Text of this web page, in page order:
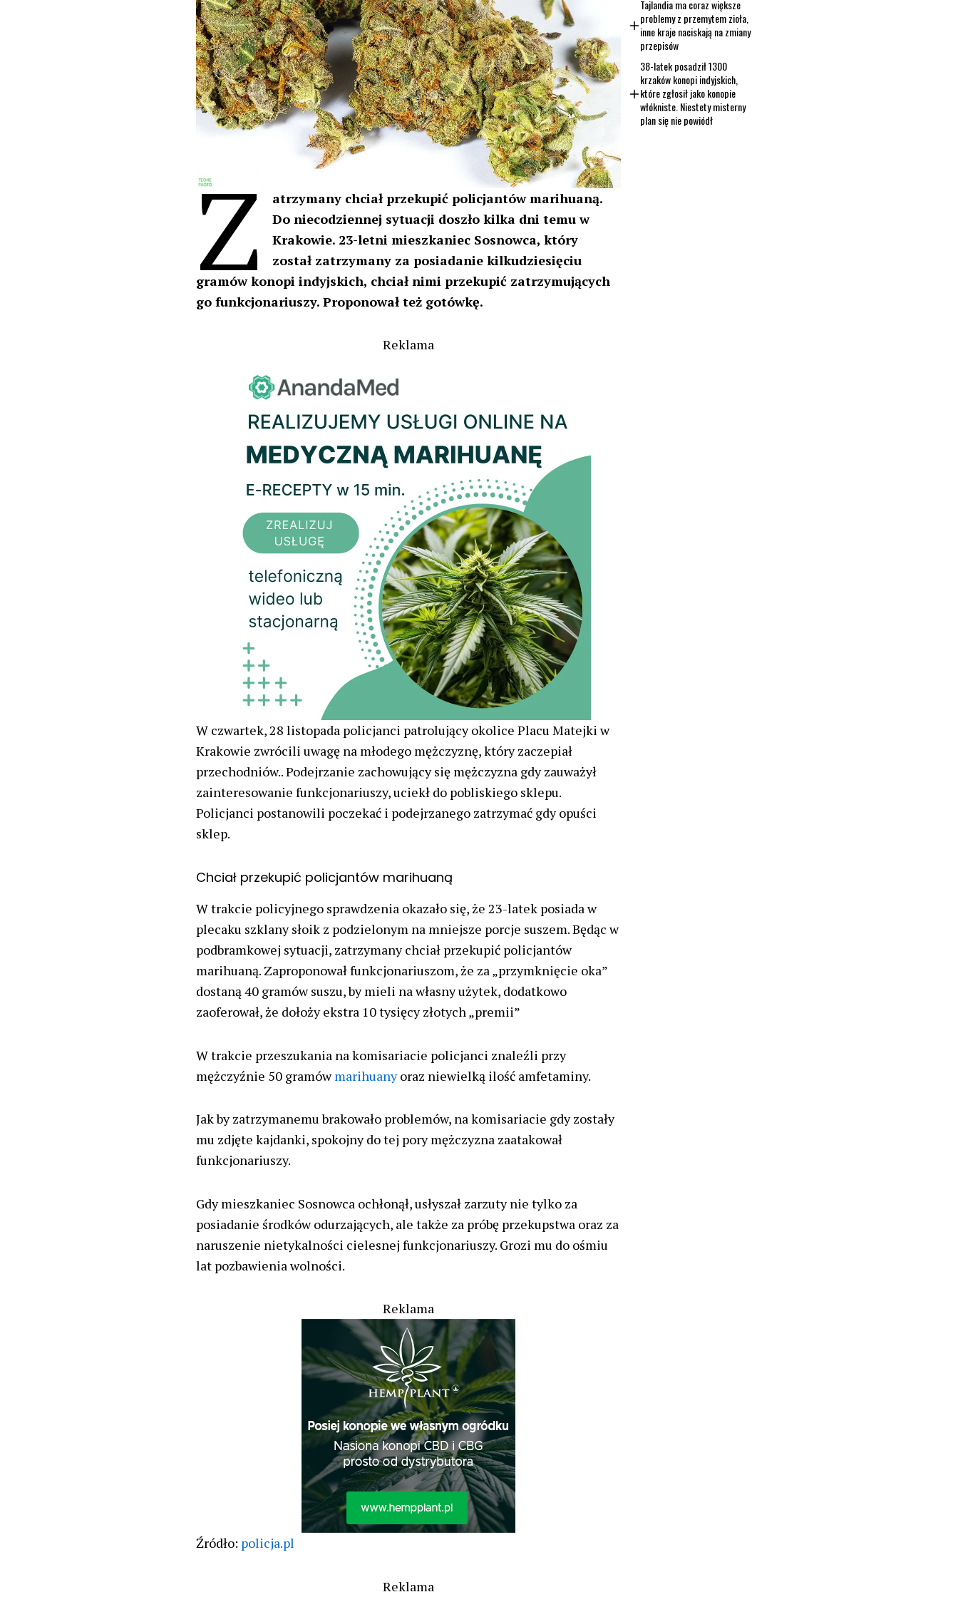
r
Z
atrzymany chciał przekupić policjantów marihuaną.
Do niecodziennej sytuacji doszło kilka dni temu w
Krakowie. 23-letni mieszkaniec Sosnowca, który
został zatrzymany za posiadanie kilkudziesięciu
gramów konopi indyjskich, chciał nimi przekupić zatrzymujących
go funkcjonariuszy. Proponował też gotówkę.
Reklama
W czwartek, 28 listopada policjanci patrolujący okolice Placu Matejki w
Krakowie zwrócili uwagę na młodego mężczyznę, który zaczepiał
przechodniów.. Podejrzanie zachowujący się mężczyzna gdy zauważył
zainteresowanie funkcjonariuszy, uciekł do pobliskiego sklepu.
Policjanci postanowili poczekać i podejrzanego zatrzymać gdy opuści
sklep.
Chciał przekupić policjantów marihuaną
W trakcie policyjnego sprawdzenia okazało się, że 23-latek posiada w
plecaku szklany słoik z podzielonym na mniejsze porcje suszem. Będąc w
podbramkowej sytuacji, zatrzymany chciał przekupić policjantów
marihuaną. Zaproponował funkcjonariuszom, że za „przymknięcie oka”
dostaną 40 gramów suszu, by mieli na własny użytek, dodatkowo
zaoferował, że dołoży ekstra 10 tysięcy złotych „premii”
W trakcie przeszukania na komisariacie policjanci znaleźli przy
mężczyźnie 50 gramówmarihuanyoraz niewielką ilość amfetaminy.
Jak by zatrzymanemu brakowało problemów, na komisariacie gdy zostały
mu zdjęte kajdanki, spokojny do tej pory mężczyzna zaatakował
funkcjonariuszy.
Gdy mieszkaniec Sosnowca ochłonął, usłyszał zarzuty nie tylko za
posiadanie środków odurzających, ale także za próbę przekupstwa oraz za
naruszenie nietykalności cielesnej funkcjonariuszy. Grozi mu do ośmiu
lat pozbawienia wolności.
Reklama
Źródło: policja.pl
Reklama
Tajlandia ma coraz większe
problemy z przemytem zioła,
inne kraje naciskają na zmiany
przepisów
38-latek posadził 1300
krzaków konopi indyjskich,
które zgłosił jako konopie
włókniste. Niestety misterny
plan się nie powiódł